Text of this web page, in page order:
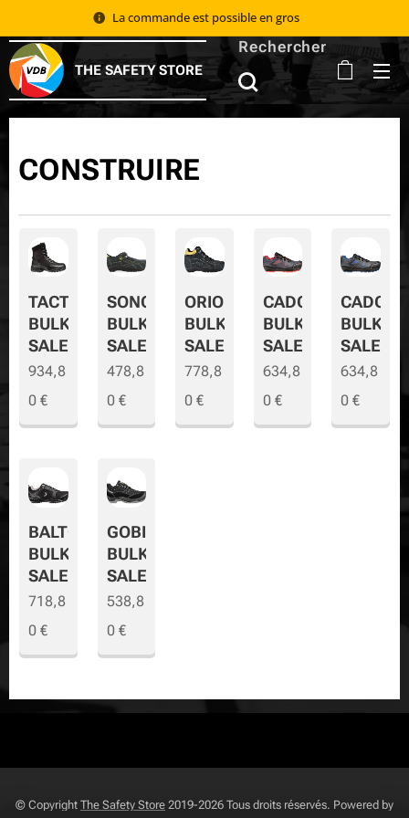
La commande est possible en gros 📦
THE SAFETY STORE
Rechercher
CONSTRUIRE
TACTIC
BULK
SALE
934,8
0 €
SONORA
BULK
SALE
478,8
0€
ORION
BULK
SALE
778,8
0 €
CADOR
BULK
SALE
634,8
0€
CADOR-
BULK-
SALE
634,8
0 €
BALTO
BULK
SALE
718,8
0 €
GOBI
BULK
SALE
538,8
0€
© Copyright The Safety Store 2019-2026 Tous droits réservés. Powered by